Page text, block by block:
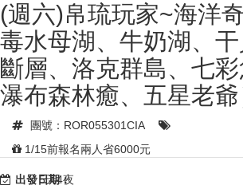
(週六)帛琉玩家~海洋
毒水母湖、牛奶湖、
斷層、洛克群島、七
瀑布森林癒、五星老爺
團號：ROR055301CIA
1/15前報名兩人省6000元
出發日期：
5天4夜